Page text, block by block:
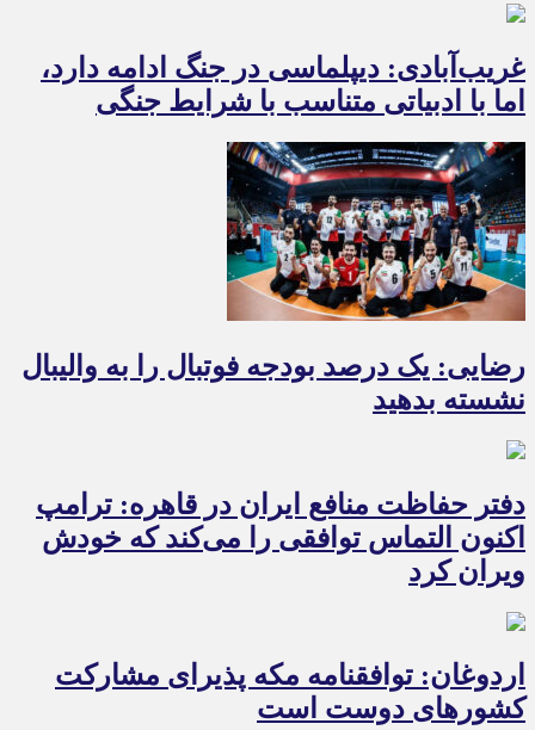
غریب‌آبادی: دیپلماسی در جنگ ادامه دارد،
اما با ادبیاتی متناسب با شرایط جنگی
رضایی: یک درصد بودجه فوتبال را به والیبال
نشسته بدهید
دفتر حفاظت منافع ایران در قاهره: ترامپ
اکنون التماس توافقی را می‌کند که خودش
ویران کرد
اردوغان: توافقنامه مکه پذیرای مشارکت
کشورهای دوست است